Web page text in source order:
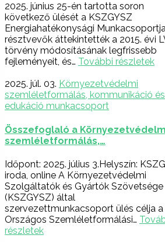
2025. június 25-én tartotta soron
következő ülését a KSZGYSZ
Energiahatékonysági
résztvevők áttekintették a 2015. évi
törvény módosításának legfrissebb
fejleményeit, és… További részletek
2025. júl. 03. Környezetvédelmi
szemléletformálás, kommunikáció és
edukáció munkacsoport
Összefoglaló a
szemléletformálás,…
Időpont: 2025. július 3.Helyszín:
iroda, online A Környezetvédelmi
Szolgáltatók és Gyártók Szövetsége
(KSZGYSZ) által
szervezettmunkacsoport ülés célja a
Országos Szemléletformálási…
részletek